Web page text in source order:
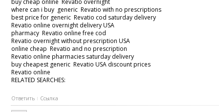
where can i buy generic Revatio with no prescriptions
best price for generic Revatio cod saturday delivery
Revatio online overnight delivery USA
pharmacy Revatio online free cod
Revatio overnight without prescription USA
online cheap Revatio and no prescription
Revatio online pharmacies saturday delivery
buy cheapest generic Revatio USA discount prices
Revatio online
RELATED SEARCHES:
Ответить Ссылка